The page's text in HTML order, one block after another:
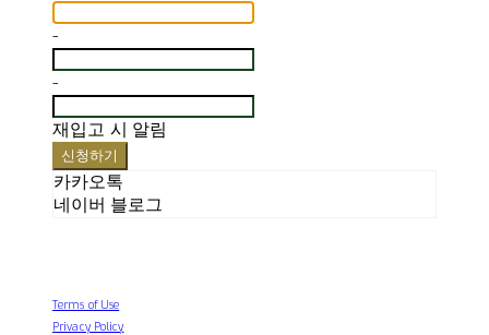
-
-
재입고 시 알림
신청하기
카카오톡
네이버 블로그
Terms of Use
Privacy Policy